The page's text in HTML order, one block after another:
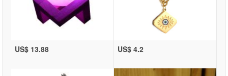
US$ 13.88 US$ 4.2